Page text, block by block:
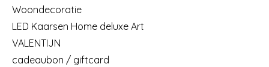
Woondecoratie
LED Kaarsen Home deluxe Art
VALENTIJN
cadeaubon / giftcard